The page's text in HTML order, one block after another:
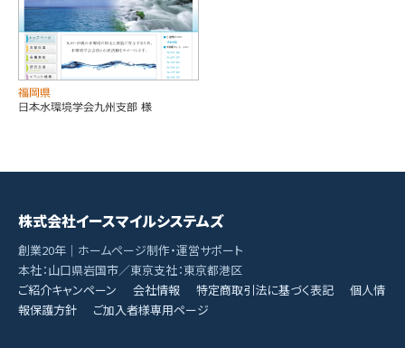
株式会社イースマイルシステムズ
創業20年｜ホームページ制作・運営サポート
本社：山口県岩国市／東京支社：東京都港区
ご紹介キャンペーン
会社情報 特定商取引法に基づく表記
個人情
報保護方針
ご加入者様専用ページ